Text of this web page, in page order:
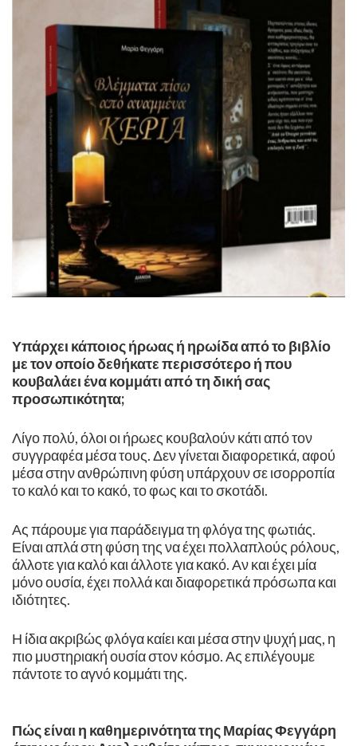
Υπάρχει κάποιος ήρωας ή ηρωίδα από το βιβλίο
με τον οποίο δεθήκατε περισσότερο ή που
κουβαλάει ένα κομμάτι από τη δική σας
προσωπικότητα;
Λίγο πολύ, όλοι οι ήρωες κουβαλούν κάτι από τον
συγγραφέα μέσα τους. Δεν γίνεται διαφορετικά, αφού
μέσα στην ανθρώπινη φύση υπάρχουν σε ισορροπία
το καλό και το κακό, το φως και το σκοτάδι.
Ας πάρουμε για παράδειγμα τη φλόγα της φωτιάς.
Είναι απλά στη φύση της να έχει πολλαπλούς ρόλους,
άλλοτε για καλό και άλλοτε για κακό. Αν και έχει μία
μόνο ουσία, έχει πολλά και διαφορετικά πρόσωπα και
ιδιότητες.
Η ίδια ακριβώς φλόγα καίει και μέσα στην ψυχή μας, η
πιο μυστηριακή ουσία στον κόσμο. Ας επιλέγουμε
πάντοτε το αγνό κομμάτι της.
Πώς είναι η καθημερινότητα της Μαρίας Φεγγάρη